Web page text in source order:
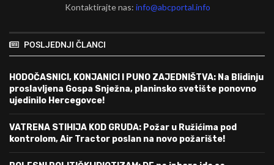
Kontaktirajte nas:info@abcportal.info
POSLJEDNJI ČLANCI
HODOČASNICI, KONJANICI I PUNO ZAJEDNIŠTVA: Na Blidinju
proslavljena Gospa Snježna, planinsko svetište ponovno
ujedinilo Hercegovce!
VATRENA STIHIJA KOD GRUDA: Požar u Ružićima pod
kontrolom, Air Tractor poslan na novo požarište!